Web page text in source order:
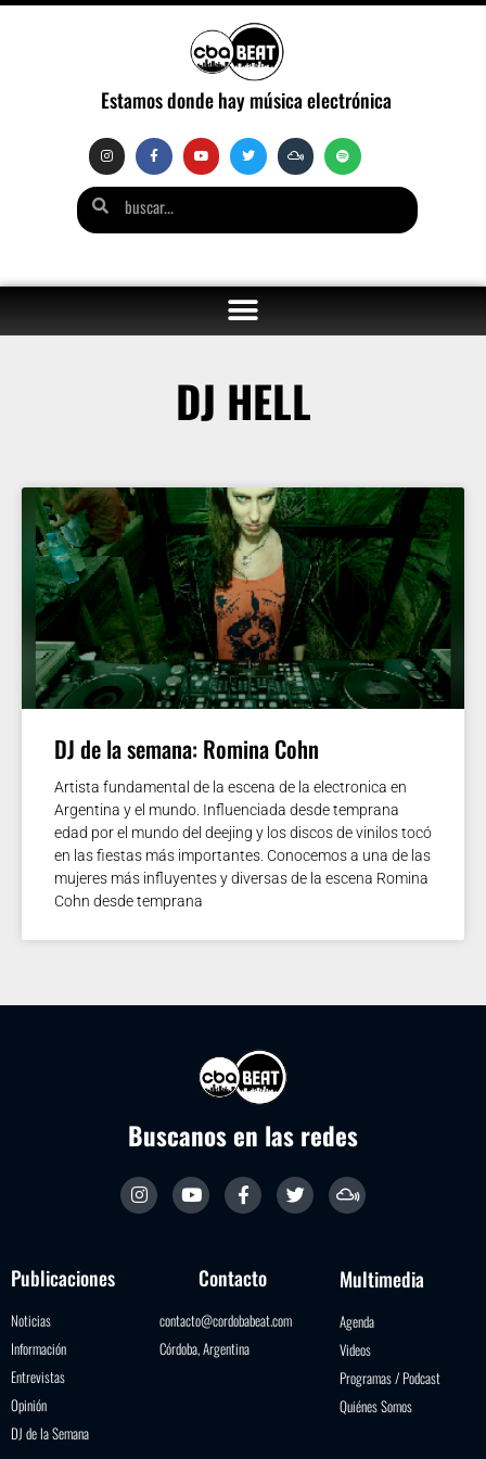
Estamos donde hay música electrónica
DJ HELL
DJ de la semana: Romina Cohn
Artista fundamental de la escena de la electronica en
Argentina y el mundo. Influenciada desde temprana
edad por el mundo del deejing y los discos de vinilos tocó
en las fiestas más importantes. Conocemos a una de las
mujeres más influyentes y diversas de la escena Romina
Cohn desde temprana
Buscanos en las redes
Publicaciones
Noticias
Información
Entrevistas
Opinión
DJ de la Semana
Contacto
contacto@cordobabeat.com
Córdoba, Argentina
Multimedia
Agenda
Videos
Programas / Podcast
Quiénes Somos